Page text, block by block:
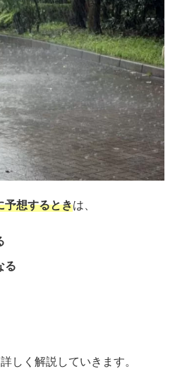
予想するときは、
る
しく解説していきます。